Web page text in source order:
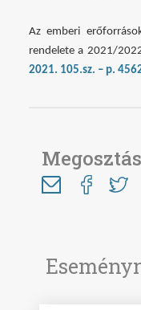
Az emberi
rendelete a 2021/
2021. 105.sz. – p.
Megosztás